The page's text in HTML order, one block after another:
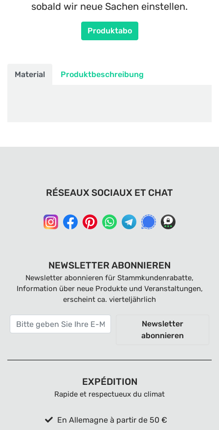
sobald wir neue Sachen einstellen.
Produktabo
Material Produktbeschreibung
RÉSEAUX SOCIAUX ET CHAT
NEWSLETTER ABONNIEREN
Newsletter abonnieren für Stammkundenrabatte,
Information über neue Produkte und Veranstaltungen,
erscheint ca. vierteljährlich
Newsletter
abonnieren
EXPÉDITION
Rapide et respectueux du climat
En Allemagne à partir de 50 €